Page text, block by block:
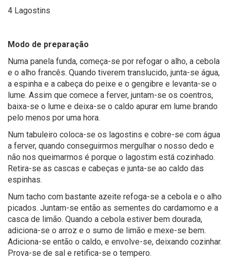
4 Lagostins
Modo de preparação
Numa panela funda, começa-se por refogar o alho, a cebola
e o alho francês. Quando tiverem translucido, junta-se água,
a espinha e a cabeça do peixe e o gengibre e levanta-se o
lume. Assim que comece a ferver, juntam-se os coentros,
baixa-se o lume e deixa-se o caldo apurar em lume brando
pelo menos por uma hora.
Num tabuleiro coloca-se os lagostins e cobre-se com água
a ferver, quando conseguirmos mergulhar o nosso dedo e
não nos queimarmos é porque o lagostim está cozinhado.
Retira-se as cascas e cabeças e junta-se ao caldo das
espinhas.
Num tacho com bastante azeite refoga-se a cebola e o alho
picados. Juntam-se então as sementes do cardamomo e a
casca de limão. Quando a cebola estiver bem dourada,
adiciona-se o arroz e o sumo de limão e mexe-se bem.
Adiciona-se então o caldo, e envolve-se, deixando cozinhar.
Prova-se de sal e retifica-se o tempero.